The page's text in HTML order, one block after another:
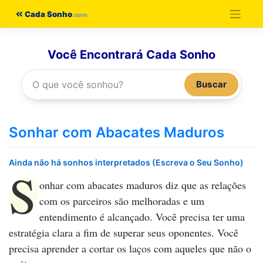
Cada Sonho
Você Encontrará Cada Sonho
Buscar
Sonhar com Abacates Maduros
Ainda não há sonhos interpretados (Escreva o Seu Sonho)
S onhar com abacates maduros diz que as relações
com os parceiros são melhoradas e um
entendimento é alcançado. Você precisa ter uma
estratégia clara a fim de superar seus oponentes. Você
precisa aprender a cortar os laços com aqueles que não o